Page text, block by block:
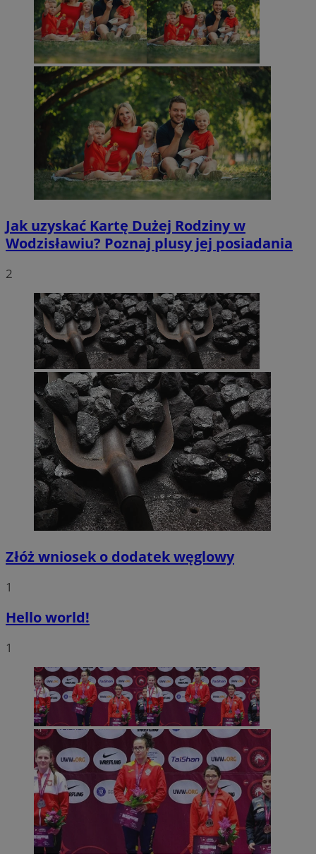
Jak uzyskać Kartę Dużej Rodziny w
Wodzisławiu? Poznaj plusy jej posiadania
2
Złóż wniosek o dodatek węglowy
1
Hello world!
1